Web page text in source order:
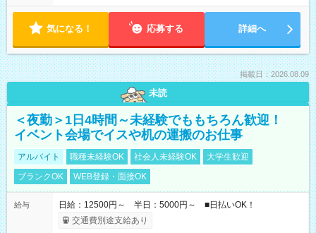
気になる！ 応募する 詳細へ
掲載日：2026.08.09
未読
＜夜勤＞1日4時間～未経験でももちろん歓迎！
イベント会場でイスや机の運搬のお仕事
アルバイト 職種未経験OK 社会人未経験OK
大学生歓迎
ブランクOK
WEB登録・面接OK
給与
日給：12500円～ 半日：5000円～ ■日払いOK！
交通費別途支給あり